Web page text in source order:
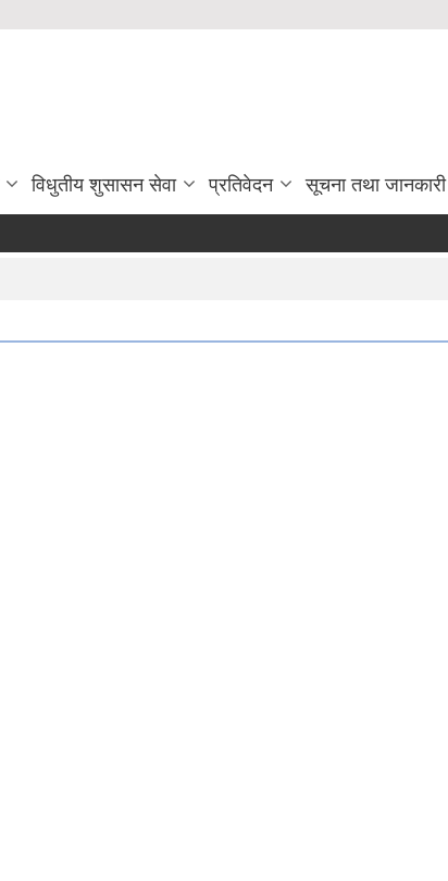
विधुतीय शुसासन सेवा प्रतिवेदन सूचना तथा जानकारी